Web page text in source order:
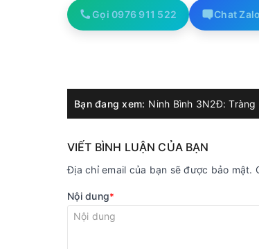
Gọi 0976 911 522 Chat
Bạn đang xem:
VIẾT BÌNH LUẬN CỦA BẠN
Địa chỉ email của bạn sẽ được bảo
Nội dung*